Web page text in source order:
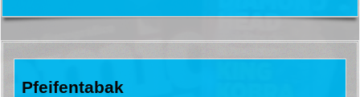
Pfeifentabak